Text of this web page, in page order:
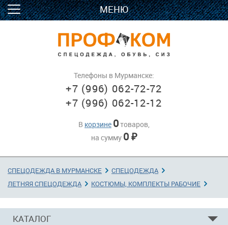
МЕНЮ
В корзине 0товаров,
на сумму 0 ₽
Телефоны в Мурманске:
+7 (996) 062-72-72
+7 (996) 062-12-12
СПЕЦОДЕЖДА В МУРМАНСКЕ → СПЕЦОДЕЖДА →
ЛЕТНЯЯ СПЕЦОДЕЖДА → КОСТЮМЫ, КОМПЛЕКТЫ РАБОЧИЕ →
КАТАЛОГ